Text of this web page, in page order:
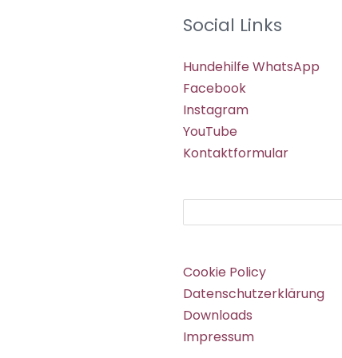
Social Links
Hundehilfe WhatsApp
Facebook
Instagram
YouTube
Kontaktformular
Cookie Policy
Datenschutzerklärung
Downloads
Impressum